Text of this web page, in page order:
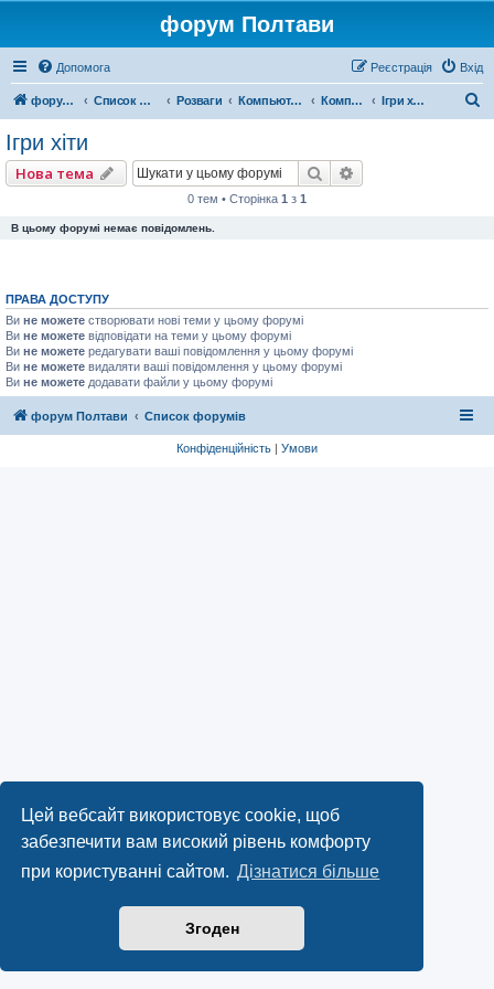
Цей вебсайт використовує cookie, щоб
забезпечити вам високий рівень комфорту
при користуванні сайтом. Дізнатися більше
Згоден
форум Полтави
Допомога Вхід
Реєстрація
форум Полтави Список форумів Розваги Компьютерні ігри Компютерні ігри Ігри хіти
Ігри хіти
Нова тема Пошук
0 тем • Сторінка 1 з 1
В цьому форумі немає повідомлень.
ПРАВА ДОСТУПУ
Ви не можете створювати нові теми у цьому форумі
Ви не можете відповідати на теми у цьому форумі
Ви не можете редагувати ваші повідомлення у цьому форумі
Ви не можете видаляти ваші повідомлення у цьому форумі
Ви не можете додавати файли у цьому форумі
форум Полтави Список форумів
Конфіденційність | Умови